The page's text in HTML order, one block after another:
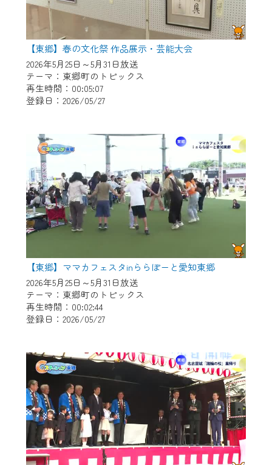
【東郷】春の文化祭 作品展示・芸能大会
2026年5月25日～5月31日放送
テーマ：東郷町のトピックス
再生時間：00:05:07
登録日：2026/05/27
【東郷】ママカフェスタinららぽーと愛知東郷
2026年5月25日～5月31日放送
テーマ：東郷町のトピックス
再生時間：00:02:44
登録日：2026/05/27